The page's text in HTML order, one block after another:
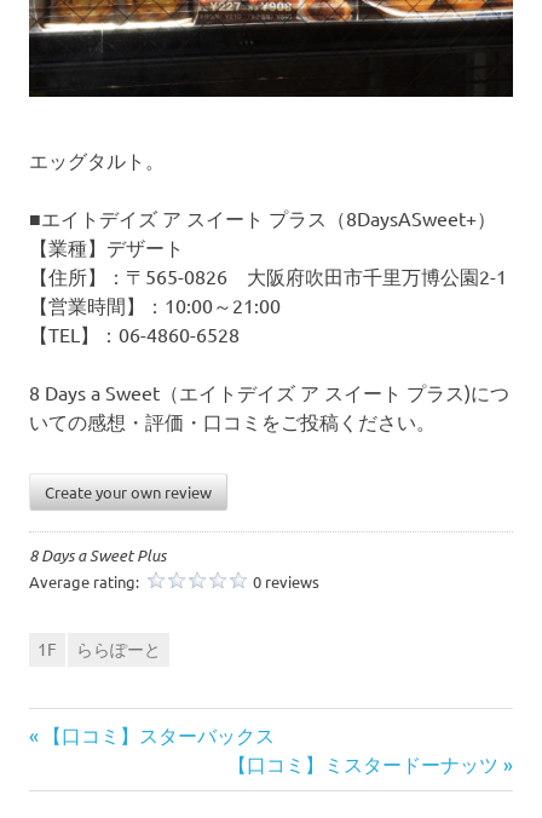
ま
す
！
エッグタルト。
■エイトデイズ ア スイート プラス（8DaysASweet+）
【業種】デザート
【住所】：〒565-0826 大阪府吹田市千里万博公園2-1
【営業時間】：10:00～21:00
【TEL】：06-4860-6528
8 Days a Sweet（エイトデイズ ア スイート プラス)につ
いての感想・評価・口コミをご投稿ください。
Create your own review
8 Days a Sweet Plus
Average rating: 0 reviews
1F ららぽーと
投
稿
前
記
【口コミ】スターバックス
次
の
【口コミ】ミスタードーナッツ